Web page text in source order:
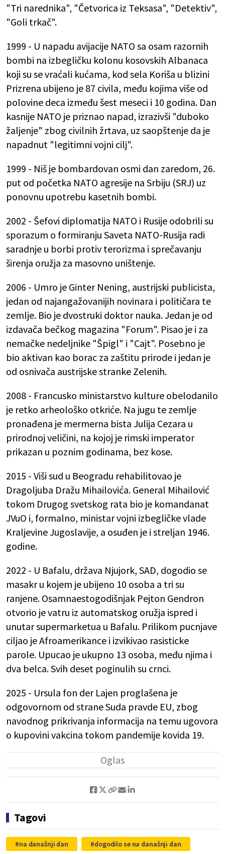
"Tri narednika", "Četvorica iz Teksasa", "Detektiv",
"Goli trkač".
1999 - U napadu avijacije NATO sa osam razornih
bombi na izbegličku kolonu kosovskih Albanaca
koji su se vraćali kućama, kod sela Koriša u blizini
Prizrena ubijeno je 87 civila, među kojima više od
polovine deca između šest meseci i 10 godina. Dan
kasnije NATO je priznao napad, izrazivši "duboko
žaljenje" zbog civilnih žrtava, uz saopštenje da je
napadnut "legitimni vojni cilj".
1999 - Niš je bombardovan osmi dan zaredom, 26.
put od početka NATO agresije na Srbiju (SRJ) uz
ponovnu upotrebu kasetnih bombi.
2002 - Šefovi diplomatija NATO i Rusije odobrili su
sporazum o formiranju Saveta NATO-Rusija radi
saradnje u borbi protiv terorizma i sprečavanju
širenja oružja za masovno uništenje.
2006 - Umro je Ginter Nening, austrijski publicista,
jedan od najangažovanijih novinara i političara te
zemlje. Bio je dvostruki doktor nauka. Jedan je od
izdavača bečkog magazina "Forum". Pisao je i za
nemačke nedeljnike "Špigl" i "Cajt". Posebno je
bio aktivan kao borac za zaštitu prirode i jedan je
od osnivača austrijske stranke Zelenih.
2008 - Francusko ministarstvo kulture obelodanilo
je retko arheološko otkriće. Na jugu te zemlje
pronađena je mermerna bista Julija Cezara u
prirodnoj veličini, na kojoj je rimski imperator
prikazan u poznim godinama, bez kose.
2015 - Viši sud u Beogradu rehabilitovao je
Dragoljuba Dražu Mihailovića. General Mihailović
tokom Drugog svetskog rata bio je komandanat
JVuO i, formalno, ministar vojni izbegličke vlade
Kraljevine Jugoslavije, a osuđen je i streljan 1946.
godine.
2022 - U Bafalu, država Njujork, SAD, dogodio se
masakr u kojem je ubijeno 10 osoba a tri su
ranjene. Osamnaestogodišnjak Pejton Gendron
otvorio je vatru iz automatskog oružja ispred i
unutar supermarketua u Bafalu. Prilikom pucnjave
ciljao je Afroamerikance i izvikivao rasisticke
parole. Upucao je ukupno 13 osoba, među njima i
dva belca. Svih deset poginulih su crnci.
2025 - Ursula fon der Lajen proglašena je
odgovornom od strane Suda pravde EU, zbog
navodnog prikrivanja informacija na temu ugovora
o kupovini vakcina tokom pandemije kovida 19.
Tagovi
na današnji dan
dogodilo se na današnji dan